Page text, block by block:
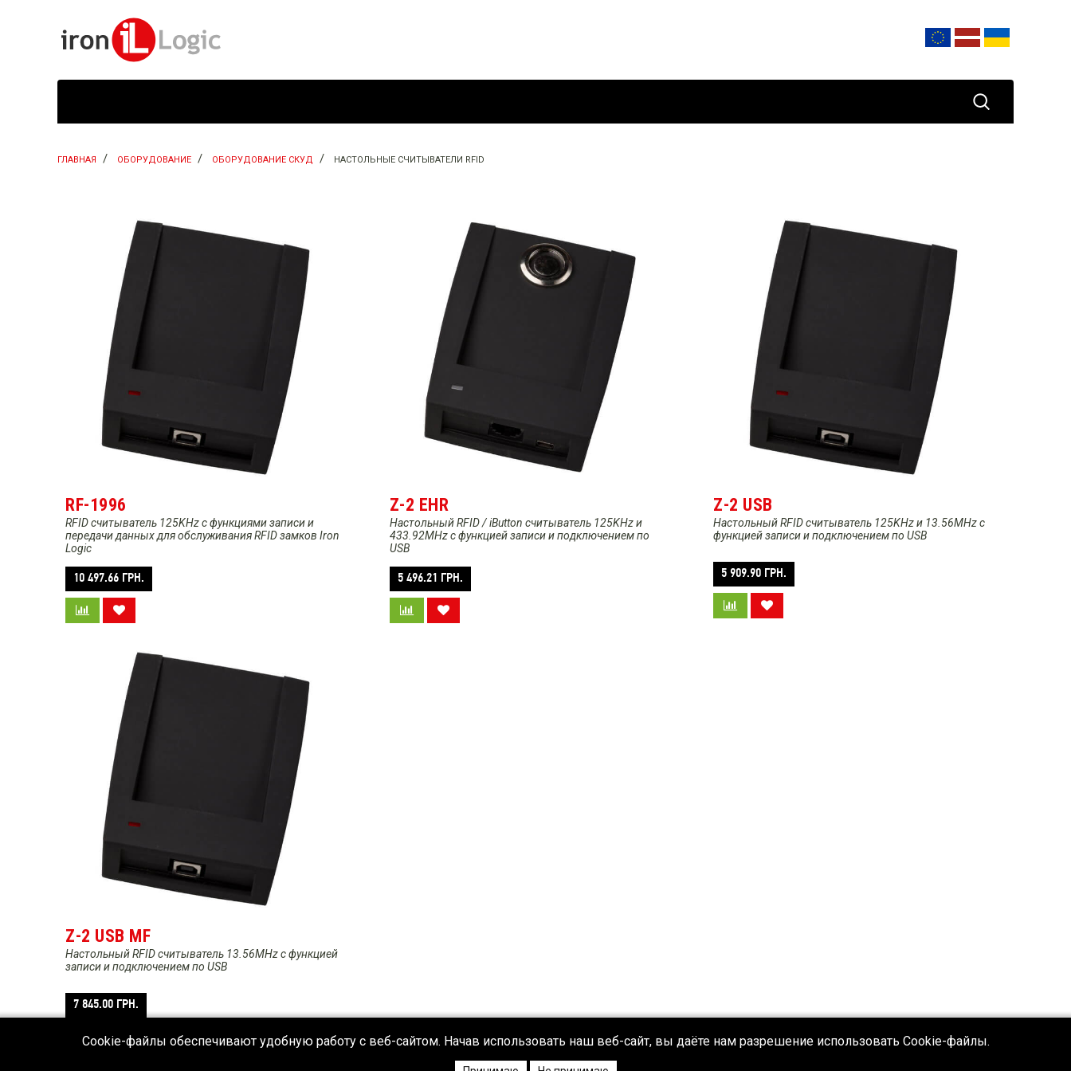
ГЛАВНАЯ ОБОРУДОВАНИЕ ОБОРУДОВАНИЕ СКУД НАСТОЛЬНЫЕ СЧИТЫВАТЕЛИ RFID
RF-1996
RFID считыватель 125KHz с функциями записи и
передачи данных для обслуживания RFID замков Iron
Logic
10 497.66 ГРН.
Z-2 EHR
Настольный RFID / iButton считыватель 125KHz и
433.92MHz с функцией записи и подключением по
USB
5 496.21 ГРН.
Z-2 USB
Настольный RFID считыватель 125KHz и 13.56MHz с
функцией записи и подключением по USB
5 909.90 ГРН.
Z-2 USB MF
Настольный RFID считыватель 13.56MHz с функцией
записи и подключением по USB
7 845.00 ГРН.
Cookie-файлы обеспечивают удобную работу с веб-сайтом. Начав использовать наш веб-сайт, вы даёте нам разрешение использовать Cookie-файлы.